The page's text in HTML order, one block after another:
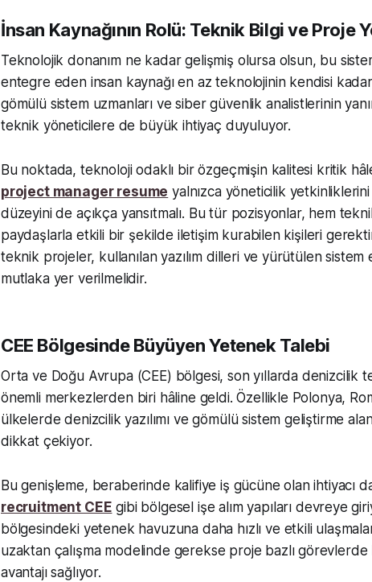
İnsan Kaynağının Rolü: Teknik Bilgi ve Proje
Teknolojik donanım ne kadar gelişmiş olursa olsun, bu
entegre eden insan kaynağı en az teknolojinin kendisi kadar
gömülü sistem uzmanları ve siber güvenlik analistlerinin
teknik yöneticilere de büyük ihtiyaç duyuluyor.
Bu noktada, teknoloji odaklı bir özgeçmişin kalitesi kritik
project manager resume yalnızca yöneticilik
düzeyini de açıkça yansıtmalı. Bu tür pozisyonlar, hem
paydaşlarla etkili bir şekilde iletişim kurabilen kişileri
teknik projeler, kullanılan yazılım dilleri ve yürütülen
mutlaka yer verilmelidir.
CEE Bölgesinde Büyüyen Yetenek Talebi
Orta ve Doğu Avrupa (CEE) bölgesi, son yıllarda denizcilik
önemli merkezlerden biri hâline geldi. Özellikle Polonya,
ülkelerde denizcilik yazılımı ve gömülü sistem geliştirme
dikkat çekiyor.
Bu genişleme, beraberinde kalifiye iş gücüne olan ihtiyacı
recruitment CEE gibi bölgesel işe alım yapıları devreye
bölgesindeki yetenek havuzuna daha hızlı ve etkili
uzaktan çalışma modelinde gerekse proje bazlı
avantajı sağlıyor.